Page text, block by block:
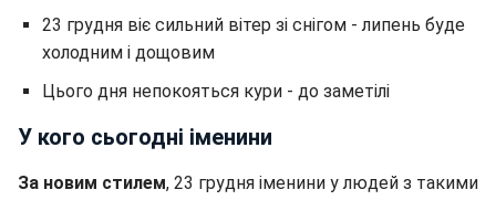
23 грудня віє сильний вітер зі снігом - липень буде
холодним і дощовим
Цього дня непокояться кури - до заметілі
У кого сьогодні іменини
За новим стилем, 23 грудня іменини у людей з такими